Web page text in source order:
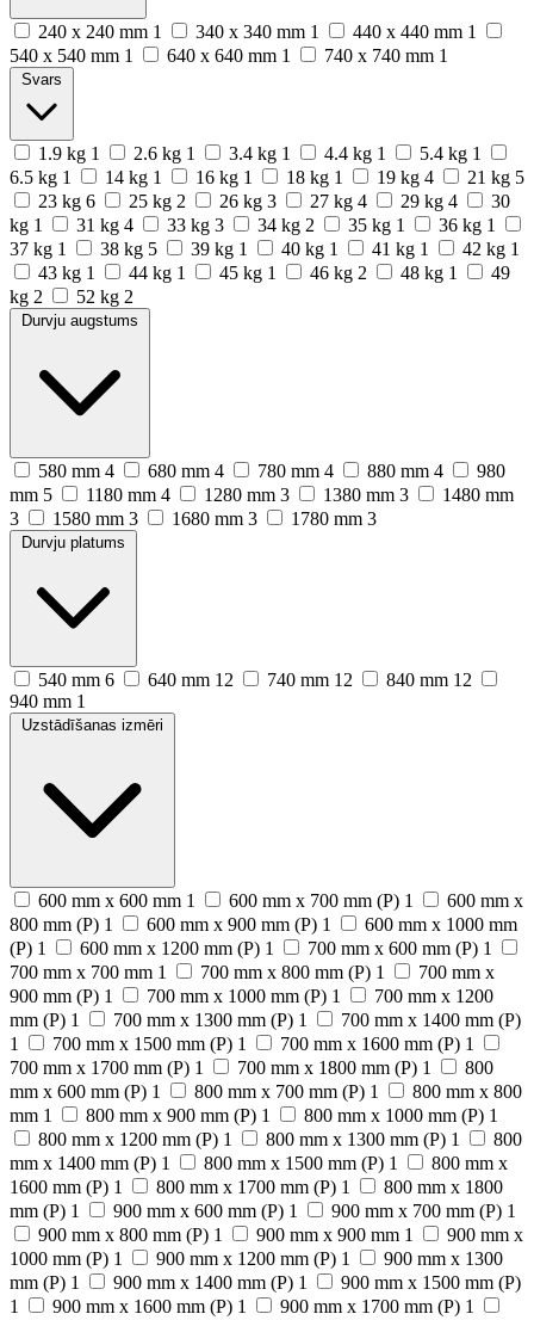
240 x 240 mm 1 340 x 340 mm 1 440 x 440 mm 1
540 x 540 mm 1 640 x 640 mm 1 740 x 740 mm 1
Svars
1.9 kg 1 2.6 kg 1 3.4 kg 1 4.4 kg 1 5.4 kg 1
6.5 kg 1 14 kg 1 16 kg 1 18 kg 1 19 kg 4 21 kg 5
23 kg 6 25 kg 2 26 kg 3 27 kg 4 29 kg 4
30
kg 1 31 kg 4 33 kg 3 34 kg 2 35 kg 1 36 kg 1
37 kg 1 38 kg 5 39 kg 1 40 kg 1 41 kg 1 42 kg 1
43 kg 1 44 kg 1 45 kg 1 46 kg 2 48 kg 1
49
kg 2 52 kg 2
Durvju augstums
580 mm 4 680 mm 4 780 mm 4 880 mm 4
980
mm 5 1180 mm 4 1280 mm 3 1380 mm 3
1480 mm
3
1580 mm 3 1680 mm 3 1780 mm 3
Durvju platums
540 mm 6 640 mm 12 740 mm 12 840 mm 12
940 mm 1
Uzstādīšanas izmēri
600 mm x 600 mm 1 600 mm x 700 mm (P) 1
600 mm x
800 mm (P) 1 600 mm x 900 mm (P) 1
600 mm x 1000 mm
(P) 1 600 mm x 1200 mm (P) 1 700 mm x 600 mm (P) 1
700 mm x 700 mm 1 700 mm x 800 mm (P) 1
700 mm x
900 mm (P) 1 700 mm x 1000 mm (P) 1
700 mm x 1200
mm (P) 1 700 mm x 1300 mm (P) 1
700 mm x 1400 mm (P)
1
700 mm x 1500 mm (P) 1 700 mm x 1600 mm (P) 1
700 mm x 1700 mm (P) 1 700 mm x 1800 mm (P) 1
800
mm x 600 mm (P) 1 800 mm x 700 mm (P) 1
800 mm x 800
mm 1 800 mm x 900 mm (P) 1 800 mm x 1000 mm (P) 1
800 mm x 1200 mm (P) 1 800 mm x 1300 mm (P) 1
800
mm x 1400 mm (P) 1 800 mm x 1500 mm (P) 1
800 mm x
1600 mm (P) 1 800 mm x 1700 mm (P) 1
800 mm x 1800
mm (P) 1 900 mm x 600 mm (P) 1 900 mm x 700 mm (P) 1
900 mm x 800 mm (P) 1 900 mm x 900 mm 1
900 mm x
1000 mm (P) 1 900 mm x 1200 mm (P) 1
900 mm x 1300
mm (P) 1 900 mm x 1400 mm (P) 1
900 mm x 1500 mm (P)
1
900 mm x 1600 mm (P) 1 900 mm x 1700 mm (P) 1